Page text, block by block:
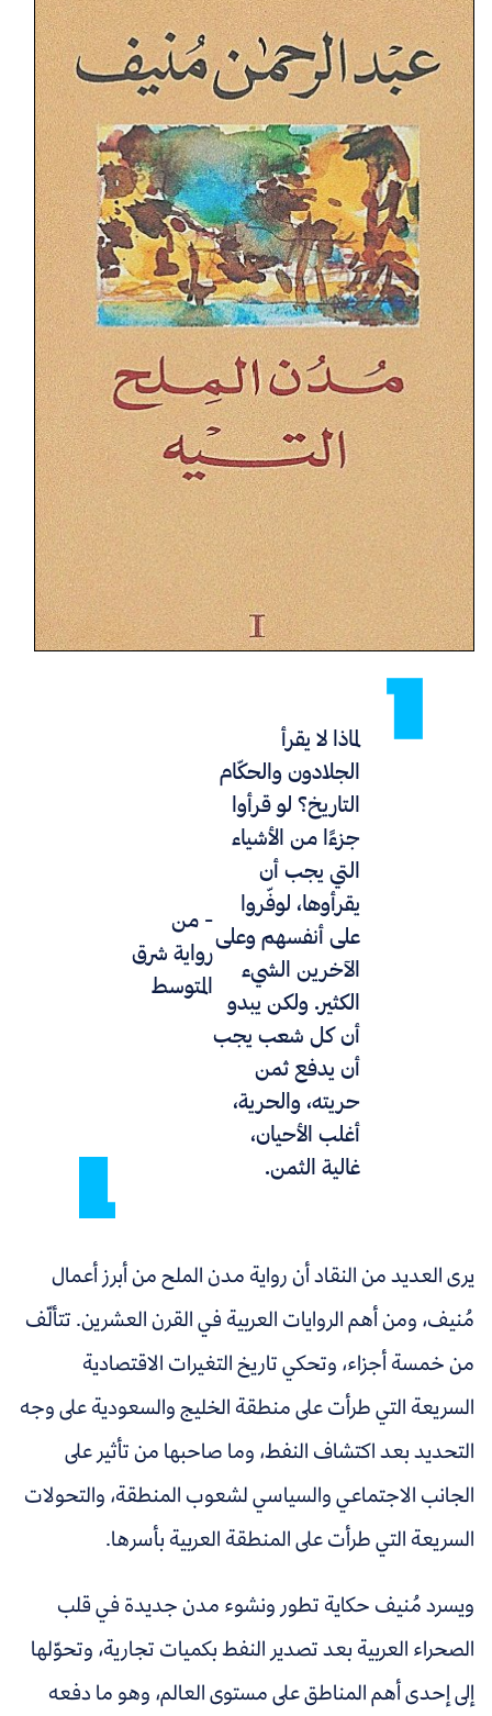
لماذا لا يقرأ
الجلادون والحكّام
التاريخ؟لو قرأوا
جزءًا من الأشياء
التي يجب أن
يقرأوها، لوفّروا
على أنفسهم وعلى
الآخرين الشيء
الكثير. ولكن يبدو
أن كل شعب يجب
أن يدفع ثمن
حريته، والحرية،
أغلب الأحيان،
غالية الثمن.
- من
روايةشرق
المتوسط
يرى العديد من النقاد أن رواية مدن الملح من أبرز أعمال
مُنيف، ومن أهم الروايات العربية في القرن العشرين. تتألّف
من خمسة أجزاء، وتحكي تاريخ التغيرات الاقتصادية
السريعة التي طرأت على منطقة الخليج والسعودية على وجه
التحديد بعد اكتشاف النفط، وما صاحبها من تأثير على
الجانب الاجتماعي والسياسي لشعوب المنطقة، والتحولات
السريعة التي طرأت على المنطقة العربية بأسرها.
ويسرد مُنيف حكاية تطور ونشوء مدن جديدة في قلب
الصحراء العربية بعد تصدير النفط بكميات تجارية، وتحوّلها
إلى إحدى أهم المناطق على مستوى العالم، وهو ما دفعه